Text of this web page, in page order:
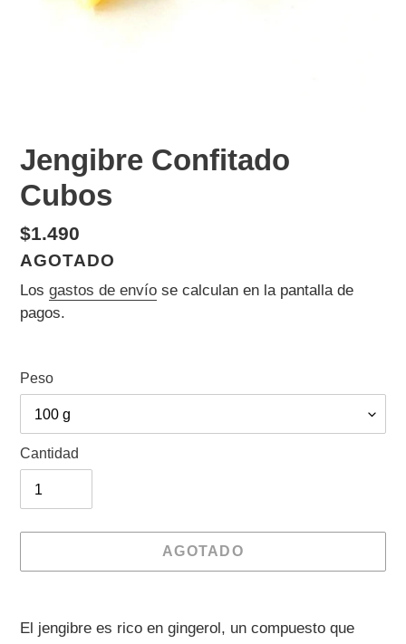
Jengibre Confitado
Cubos
Precio
habitual
$1.490
DISPONIBILIDAD
AGOTADO
Los gastos de envío se calculan en la pantalla de
pagos.
Peso
Cantidad
AGOTADO
el
El jengibre es rico en gingerol, un compuesto que